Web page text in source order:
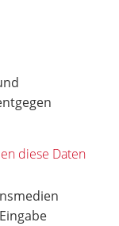
diese Daten